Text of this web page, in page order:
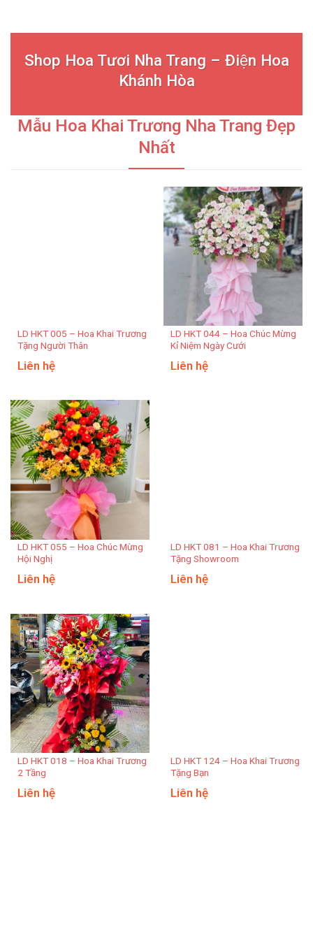
Shop Hoa Tươi Nha Trang – Điện Hoa
Khánh Hòa
Mẫu Hoa Khai Trương Nha Trang Đẹp
Nhất
LD HKT 005 – Hoa Khai Trương
Tặng Người Thân
Liên hệ
LD HKT 044 – Hoa Chúc Mừng
Kỉ Niệm Ngày Cưới
Liên hệ
LD HKT 055 – Hoa Chúc Mừng
Hội Nghị
Liên hệ
LD HKT 081 – Hoa Khai Trương
Tặng Showroom
Liên hệ
LD HKT 018 – Hoa Khai Trương
2 Tầng
Liên hệ
LD HKT 124 – Hoa Khai Trương
Tặng Bạn
Liên hệ